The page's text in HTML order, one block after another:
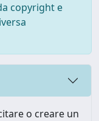
copyright e
o creare un